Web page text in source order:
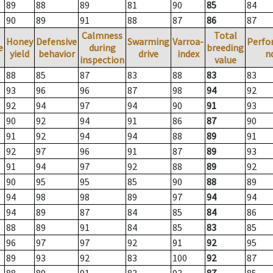
89 88 89 81 90 85
84
90
89 91 88 87 86 87
Honey
yield
Defensive
behavior
Calmness
during
inspection
Swarming
drive
Varroa-
index
Total
breeding
value
88
85 87 83 88 83
83
93
96 96 87 98 94
92
92
94 97 94 90 91
93
90
92 94 91 86 87
90
91
92 94 94 88 89
91
92
97 96 91 87 89
93
91
94 97 92 88 89
92
90
95 95 85 90 88
89
94
98 98 89 97 94
94
94
89 87 84 85 84
86
88
89 91 84 85 83
85
96
97 97 92 91 92
95
89
93 92 83 100 92
87